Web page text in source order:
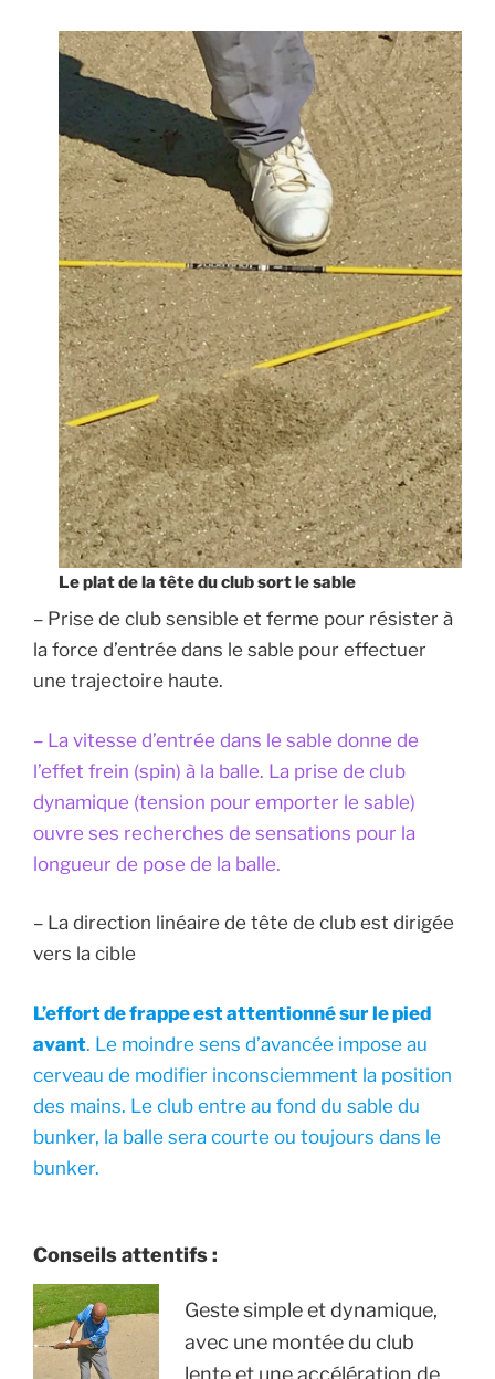
Le plat de la tête du club sort le sable
– Prise de club sensible et ferme pour résister à
la force d’entrée dans le sable pour effectuer
une trajectoire haute.
– La vitesse d’entrée dans le sable donne de
l’effet frein (spin) à la balle. La prise de club
dynamique (tension pour emporter le sable)
ouvre ses recherches de sensations pour la
longueur de pose de la balle.
– La direction linéaire de tête de club est dirigée
vers la cible
L’effort de frappe est attentionné sur le pied
avant. Le moindre sens d’avancée impose au
cerveau de modifier inconsciemment la position
des mains. Le club entre au fond du sable du
bunker, la balle sera courte ou toujours dans le
bunker.
Conseils attentifs :
Geste simple et dynamique,
avec une montée du club
lente et une accélération de